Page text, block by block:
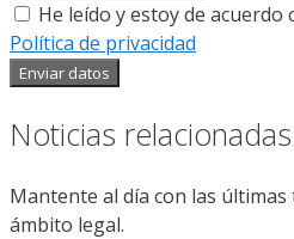
He leído y estoy de acuerdo
Política de privacidad
Enviar datos
Noticias relacionadas
Mantente al día con las últimas
ámbito legal.